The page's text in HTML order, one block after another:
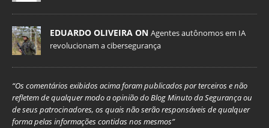
EDUARDO OLIVEIRA ON Agentes autônomos em IA
revolucionam a cibersegurança
“Os comentários exibidos acima foram publicados por terceiros e não
refletem de qualquer modo a opinião do Blog Minuto da Segurança ou
de seus patrocinadores, os quais não serão responsáveis de qualquer
forma pelas informações contidas nos mesmos”